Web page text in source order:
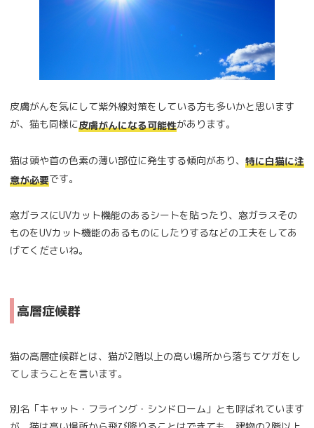
皮膚がんを気にして紫外線対策をしている方も多いかと思います
が、猫も同様に皮膚がんになる可能性があります。
猫は頭や首の色素の薄い部位に発生する傾向があり、 特に白猫に注
意が必要です。
窓ガラスにUVカット機能のあるシートを貼ったり、窓ガラスその
ものをUVカット機能のあるものにしたりするなどの工夫をしてあ
げてくださいね。
高層症候群
猫の高層症候群とは、猫が2階以上の高い場所から落ちてケガをし
てしまうことを言います。
別名「キャット・フライング・シンドローム」とも呼ばれています